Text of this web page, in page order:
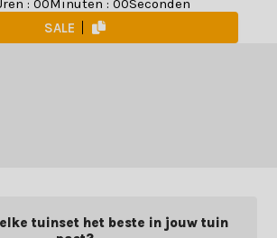
: 00Minuten : 00Seconden
SALE
tuinset het beste in jouw tuin